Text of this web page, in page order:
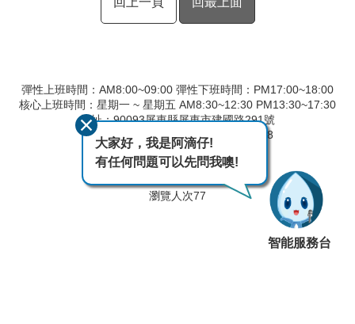
彈性上班時間：AM8:00~09:00 彈性下班時間：PM17:00~18:00
核心上班時間：星期一 ~ 星期五 AM8:30~12:30 PM13:30~17:30
地址：90093屏東縣屏東市建國路291號
總機：08-7554502 傳真：08-7560148
廉政專線：08-7554506
瀏覽人次77
大家好，我是阿滴仔!
有任何問題可以先問我噢!
智能服務台